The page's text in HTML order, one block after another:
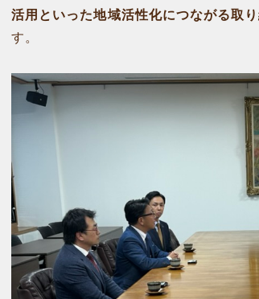
活用といった地域活性化につながる取
す。